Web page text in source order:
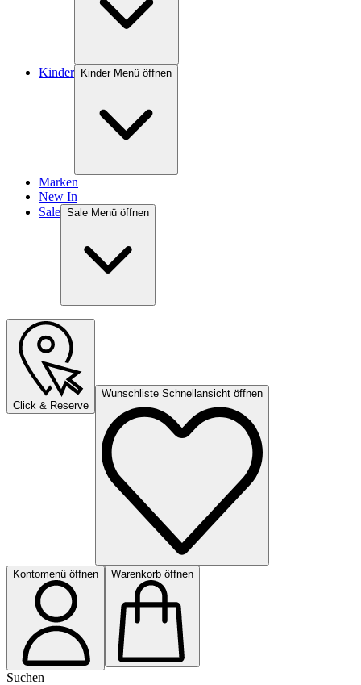
Kinder Kinder Menü öffnen
Marken
New In
Sale Sale Menü öffnen
Click & Reserve
Wunschliste Schnellansicht öffnen
Kontomenü öffnen Warenkorb öffnen
Suchen